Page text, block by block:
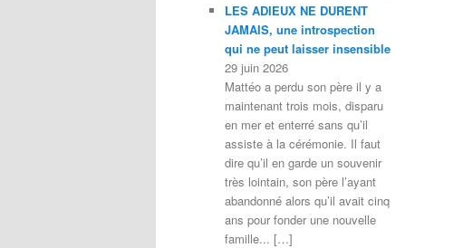
LES ADIEUX NE DURENT
JAMAIS, une introspection
qui ne peut laisser insensible
29 juin 2026
Mattéo a perdu son père il y a
maintenant trois mois, disparu
en mer et enterré sans qu’il
assiste à la cérémonie. Il faut
dire qu’il en garde un souvenir
très lointain, son père l’ayant
abandonné alors qu’il avait cinq
ans pour fonder une nouvelle
famille... […]